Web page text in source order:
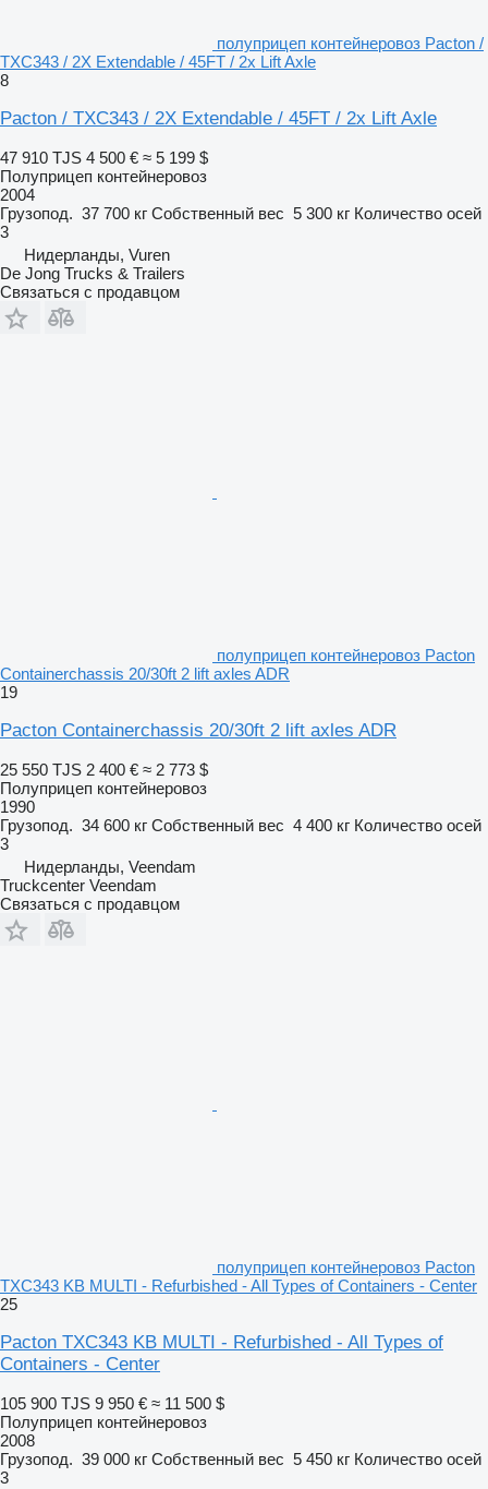
полуприцеп контейнеровоз Pacton /
TXC343 / 2X Extendable / 45FT / 2x Lift Axle
8
Pacton / TXC343 / 2X Extendable / 45FT / 2x Lift Axle
47 910 TJS 4 500 € ≈ 5 199 $
Полуприцеп контейнеровоз
2004
Грузопод. 37 700 кг Собственный вес 5 300 кг Количество осей
3
Нидерланды, Vuren
De Jong Trucks & Trailers
Связаться с продавцом
полуприцеп контейнеровоз Pacton
Containerchassis 20/30ft 2 lift axles ADR
19
Pacton Containerchassis 20/30ft 2 lift axles ADR
25 550 TJS 2 400 € ≈ 2 773 $
Полуприцеп контейнеровоз
1990
Грузопод. 34 600 кг Собственный вес 4 400 кг Количество осей
3
Нидерланды, Veendam
Truckcenter Veendam
Связаться с продавцом
полуприцеп контейнеровоз Pacton
TXC343 KB MULTI - Refurbished - All Types of Containers - Center
25
Pacton TXC343 KB MULTI - Refurbished - All Types of
Containers - Center
105 900 TJS 9 950 € ≈ 11 500 $
Полуприцеп контейнеровоз
2008
Грузопод. 39 000 кг Собственный вес 5 450 кг Количество осей
3